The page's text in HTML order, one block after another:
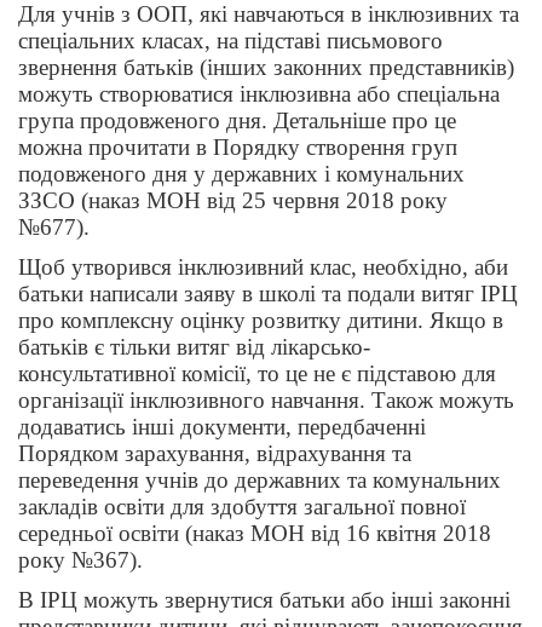
Для учнів з ООП, які навчаються в інклюзивних та
спеціальних класах, на підставі письмового
звернення батьків (інших законних представників)
можуть створюватися інклюзивна або спеціальна
група продовженого дня. Детальніше про це
можна прочитати в Порядку створення груп
подовженого дня у державних і комунальних
ЗЗСО (наказ МОН від 25 червня 2018 року
№677).
Щоб утворився інклюзивний клас, необхідно, аби
батьки написали заяву в школі та подали витяг ІРЦ
про комплексну оцінку розвитку дитини. Якщо в
батьків є тільки витяг від лікарсько-
консультативної комісії, то це не є підставою для
організації інклюзивного навчання. Також можуть
додаватись інші документи, передбаченні
Порядком зарахування, відрахування та
переведення учнів до державних та комунальних
закладів освіти для здобуття загальної повної
середньої освіти (наказ МОН від 16 квітня 2018
року №367).
В ІРЦ можуть звернутися батьки або інші законні